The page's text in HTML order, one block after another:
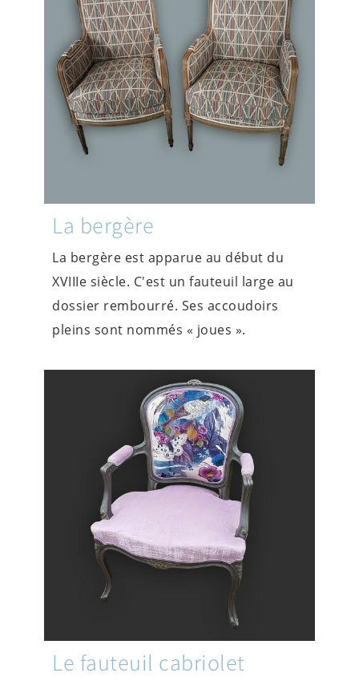
La bergère
La bergère est apparue au début du
XVIIIe siècle. C'est un fauteuil large au
dossier rembourré. Ses accoudoirs
pleins sont nommés « joues ».
Le fauteuil cabriolet